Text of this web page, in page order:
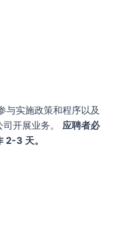
与实施政策和程序以及
开展业务。 应聘者必
2-3 天。